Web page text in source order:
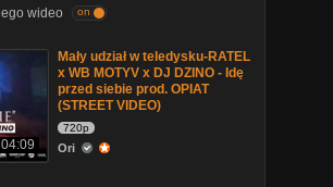
wideo on
04:09
Mały udział w teledysku-RATEL
x WB MOTYV x DJ DZINO - Idę
przed siebie prod. OPIAT
(STREET VIDEO)
720p
Ori